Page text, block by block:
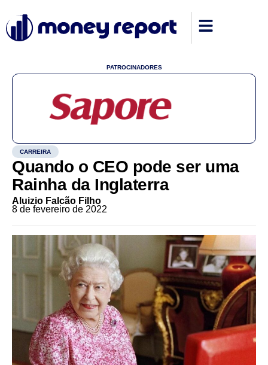
PATROCINADORES
CARREIRA
Quando o CEO pode ser uma
Rainha da Inglaterra
Aluizio Falcão Filho
8 de fevereiro de 2022